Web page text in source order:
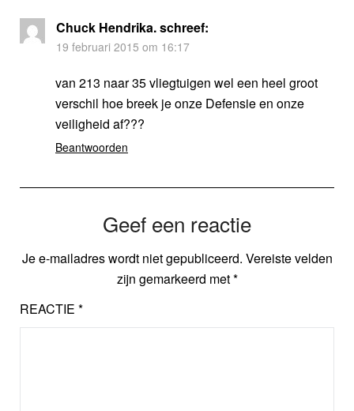
Chuck Hendrika.schreef:
19 februari 2015 om 16:17
van 213 naar 35 vliegtuigen wel een heel groot
verschil hoe breek je onze Defensie en onze
veiligheid af???
Beantwoorden
Geef een reactie
Je e-mailadres wordt niet gepubliceerd. Vereiste velden
zijn gemarkeerd met*
REACTIE *